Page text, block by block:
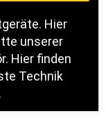
Hier
unserer
Hier finden
Technik